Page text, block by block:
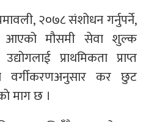
२०७८ संशोधन गर्नुपर्ने,
आएको मौसमी सेवा शुल्क
प्राथमिकता प्राप्त
वर्गीकरणअनुसार कर छुट
माग छ ।